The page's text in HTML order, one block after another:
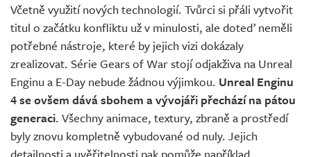
Včetně využití nových technologií. Tvůrci si přáli vytvořit
titul o začátku konfliktu už v minulosti, ale doteď neměli
potřebné nástroje, které by jejich vizi dokázaly
zrealizovat. Série Gears of War stojí odjakživa na Unreal
Enginu a E-Day nebude žádnou výjimkou. Unreal Enginu
4 se ovšem dává sbohem a vývojáři přechází na pátou
generaci. Všechny animace, textury, zbraně a prostředí
byly znovu kompletně vybudované od nuly. Jejich